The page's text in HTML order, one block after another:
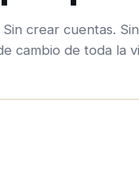
crear cuentas.
cambio de toda la